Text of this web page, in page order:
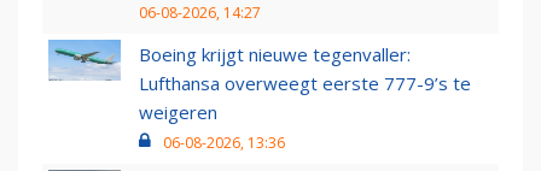
06-08-2026, 14:27
Boeing krijgt nieuwe tegenvaller:
Lufthansa overweegt eerste 777-9’s te
weigeren
06-08-2026, 13:36